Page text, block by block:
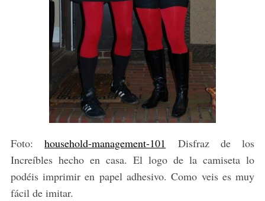
Foto:household-management-101 Disfraz de los
Increíbles hecho en casa. El logo de la camiseta lo
podéis imprimir en papel adhesivo. Como veis es muy
fácil de imitar.